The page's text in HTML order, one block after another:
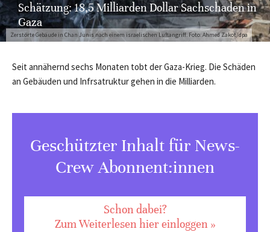
Zerstörte Gebäude in Chan Junis nach einem israelischen Luftangriff. Foto: Ahmed Zakot/dpa
Schätzung: 18,5 Milliarden Dollar Sachschaden in
Gaza
Seit annähernd sechs Monaten tobt der Gaza-Krieg. Die Schäden
an Gebäuden und Infrsatruktur gehen in die Milliarden.
Geschützter Inhalt für News-
Crew Abonnent:innen
Schon dabei?
Zum Weiterlesen hier einloggen »